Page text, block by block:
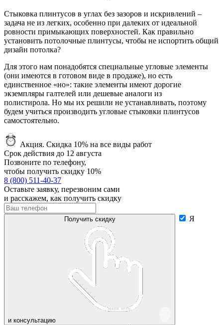
Стыковка плинтусов в углах без зазоров и искривлений –
задача не из легких, особенно при далеких от идеальной
ровности примыкающих поверхностей. Как правильно
установить потолочные плинтусы, чтобы не испортить общий
дизайн потолка?
Для этого нам понадобятся специальные угловые элементы
(они имеются в готовом виде в продаже), но есть
единственное «но»: такие элементы имеют дорогие
экземпляры галтелей или дешевые аналоги из
полистирола. Но мы их решили не устанавливать, поэтому
будем учиться производить угловые стыковки плинтусов
самостоятельно.
Акция. Скидка 10% на все виды работ
Срок действия до 12 августа
Позвоните по телефону,
чтобы получить скидку 10%
8 (800) 511-40-37
Оставьте заявку, перезвоним сами
и расскажем, как получить скидку
Получить скидку
и консультацию
Я